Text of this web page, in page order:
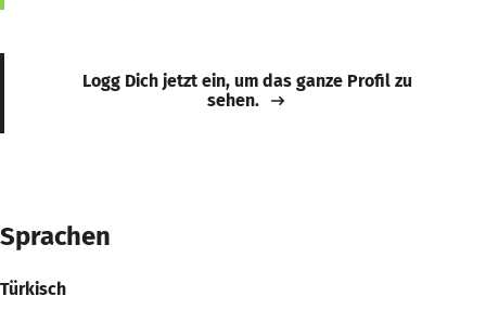
Logg Dich jetzt ein, um das ganze Profil zu
sehen.
Sprachen
Türkisch